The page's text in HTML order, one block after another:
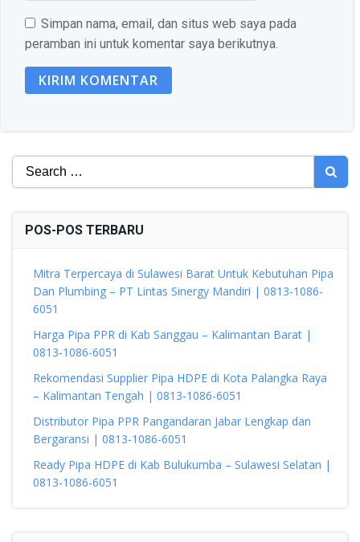
Simpan nama, email, dan situs web saya pada
peramban ini untuk komentar saya berikutnya.
Search
POS-POS TERBARU
Mitra Terpercaya di Sulawesi Barat Untuk Kebutuhan Pipa
Dan Plumbing – PT Lintas Sinergy Mandiri | 0813-1086-
6051
Harga Pipa PPR di Kab Sanggau – Kalimantan Barat |
0813-1086-6051
Rekomendasi Supplier Pipa HDPE di Kota Palangka Raya
– Kalimantan Tengah | 0813-1086-6051
Distributor Pipa PPR Pangandaran Jabar Lengkap dan
Bergaransi | 0813-1086-6051
Ready Pipa HDPE di Kab Bulukumba – Sulawesi Selatan |
0813-1086-6051